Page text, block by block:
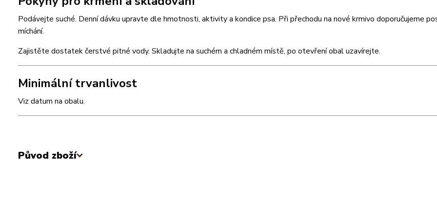
Podávejte suché. Denní dávku upravte dle hmotnosti, aktivity a kondice psa. Při přechodu na nové krmivo doporučujeme
míchání.
Zajistěte dostatek čerstvé pitné vody. Skladujte na suchém a chladném místě, po otevření obal uzavírejte.
Minimální trvanlivost
Viz datum na obalu.
Původ zboží